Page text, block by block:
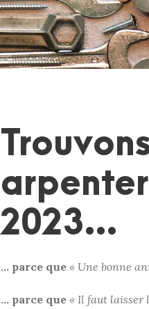
2023…
… parce que « Une bonne
… parce que « Il faut laisser